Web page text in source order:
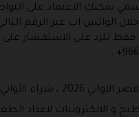
يمكنك الاعتماد على
خلال الواتس اب عبر الرقم
للرد على الاستفسار على
كود خصم قصر الاواني 2026 ،
و الالكترونيات لاعداد